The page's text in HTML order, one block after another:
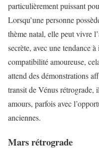
particulièrement puissant
Lorsqu’une personne
thème natal, elle peut vivre
secrète, avec une tendance
compatibilité amoureuse,
attend des démonstrations
transit de Vénus rétrograde,
amours, parfois avec
anciennes.
Mars rétrograde